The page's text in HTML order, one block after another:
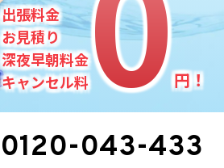
出張料金
お見積り
深夜早朝料金
キャンセル料
円！
0120-043-433